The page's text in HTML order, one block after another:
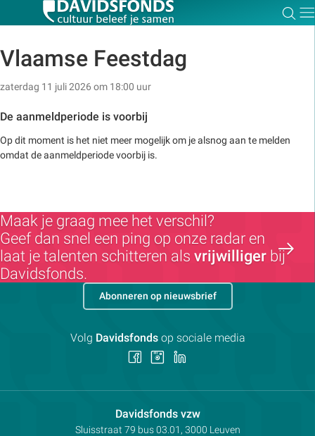
Vlaamse Feestdag
zaterdag 11 juli 2026 om 18:00 uur
De aanmeldperiode is voorbij
Op dit moment is het niet meer mogelijk om je alsnog aan te melden
omdat de aanmeldperiode voorbij is.
Maak je graag mee het verschil?
Geef dan snel een ping op onze radar en
laat je talenten schitteren als vrijwilliger bij
Davidsfonds.
Davidsfonds vzwContactpersoon:
Adres:
Sluisstraat 79 bus 03.01, 3000 Leuven
Abonneren op nieuwsbrief
Volg Davidsfondsop sociale media
Volg Volg
Zoeken